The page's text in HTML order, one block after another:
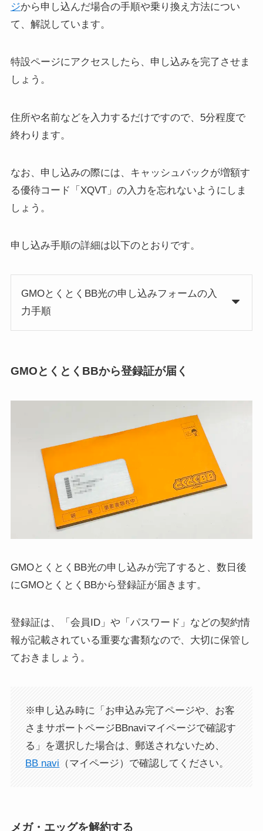
ジから申し込んだ場合の手順や乗り換え方法につい
て、解説しています。
特設ページにアクセスしたら、申し込みを完了させま
しょう。
住所や名前などを入力するだけですので、5分程度で
終わります。
なお、申し込みの際には、キャッシュバックが増額す
る優待コード「XQVT」の入力を忘れないようにしま
しょう。
申し込み手順の詳細は以下のとおりです。
GMOとくとくBB光の申し込みフォームの入
力手順
GMOとくとくBBから登録証が届く
GMOとくとくBB光の申し込みが完了すると、数日後
にGMOとくとくBBから登録証が届きます。
登録証は、「会員ID」や「パスワード」などの契約情
報が記載されている重要な書類なので、大切に保管し
ておきましょう。
※申し込み時に「お申込み完了ページや、お客
さまサポートページBBnaviマイページで確認す
る」を選択した場合は、郵送されないため、
BB navi （マイページ）で確認してください。
メガ・エッグを解約する